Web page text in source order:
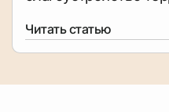
Читать статью